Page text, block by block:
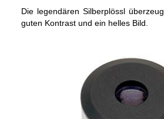
Die legendären Silberplössl
guten Kontrast und ein helles Bild.